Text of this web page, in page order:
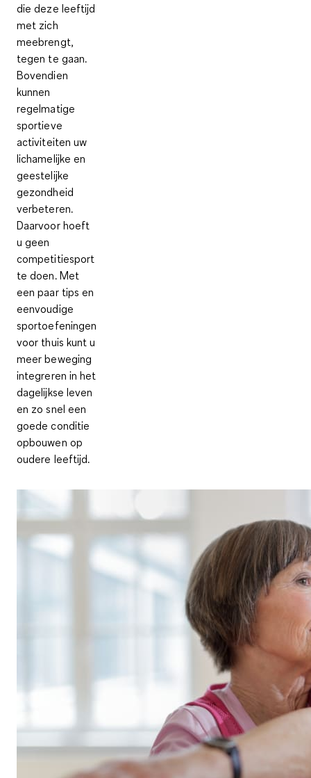
die deze leeftijd
met zich
meebrengt,
tegen te gaan.
Bovendien
kunnen
regelmatige
sportieve
activiteiten uw
lichamelijke en
geestelijke
gezondheid
verbeteren.
Daarvoor hoeft
u geen
competitiesport
te doen. Met
een paar tips en
eenvoudige
sportoefeningen
voor thuis kunt u
meer beweging
integreren in het
dagelijkse leven
en zo snel een
goede conditie
opbouwen op
oudere leeftijd.